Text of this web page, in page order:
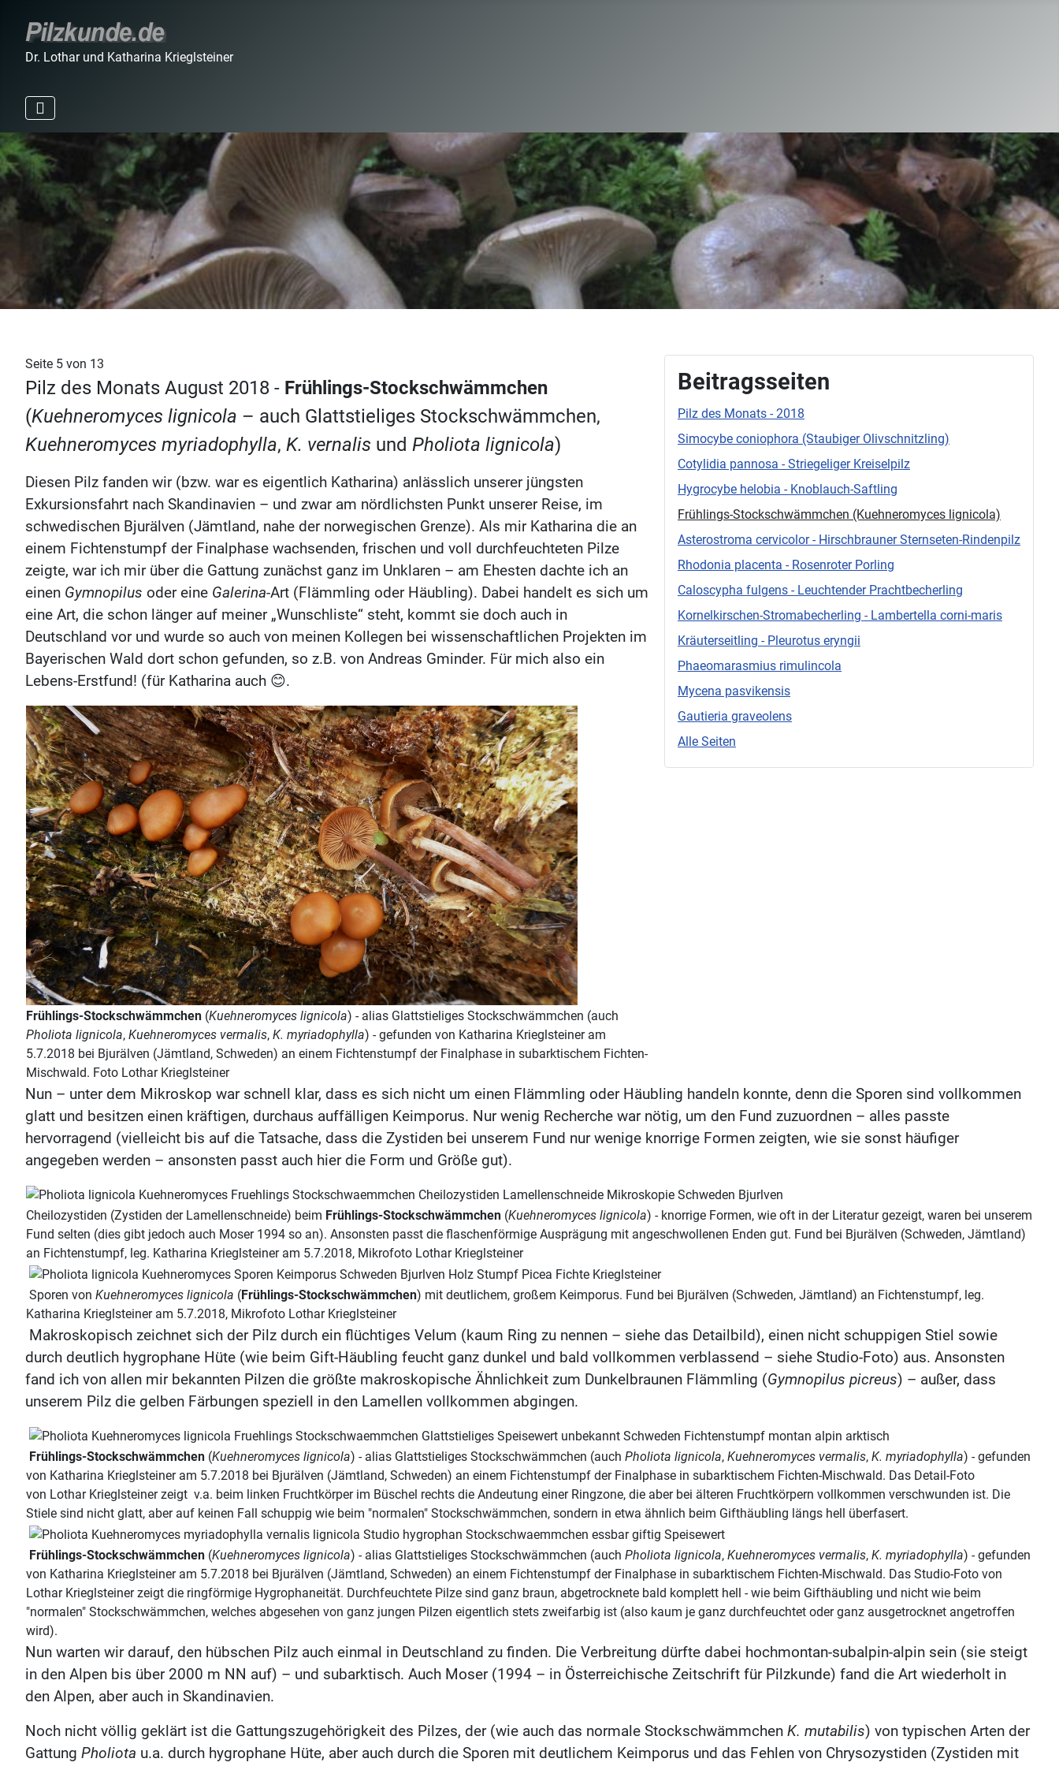
Dr. Lothar und Katharina Krieglsteiner
Beitragsseiten
Pilz des Monats - 2018
Simocybe coniophora (Staubiger Olivschnitzling)
Cotylidia pannosa - Striegeliger Kreiselpilz
Hygrocybe helobia - Knoblauch-Saftling
Frühlings-Stockschwämmchen (Kuehneromyces lignicola)
Asterostroma cervicolor - Hirschbrauner Sternseten-Rindenpilz
Rhodonia placenta - Rosenroter Porling
Caloscypha fulgens - Leuchtender Prachtbecherling
Kornelkirschen-Stromabecherling - Lambertella corni-maris
Kräuterseitling - Pleurotus eryngii
Phaeomarasmius rimulincola
Mycena pasvikensis
Gautieria graveolens
Alle Seiten
Seite 5 von 13
Pilz des Monats August 2018 - Frühlings-Stockschwämmchen
(Kuehneromyces lignicola – auch Glattstieliges Stockschwämmchen,
Kuehneromyces myriadophylla, K. vernalis und Pholiota lignicola)
Diesen Pilz fanden wir (bzw. war es eigentlich Katharina) anlässlich unserer jüngsten
Exkursionsfahrt nach Skandinavien – und zwar am nördlichsten Punkt unserer Reise, im
schwedischen Bjurälven (Jämtland, nahe der norwegischen Grenze). Als mir Katharina die an
einem Fichtenstumpf der Finalphase wachsenden, frischen und voll durchfeuchteten Pilze
zeigte, war ich mir über die Gattung zunächst ganz im Unklaren – am Ehesten dachte ich an
einen Gymnopilus oder eine Galerina-Art (Flämmling oder Häubling). Dabei handelt es sich um
eine Art, die schon länger auf meiner „Wunschliste“ steht, kommt sie doch auch in
Deutschland vor und wurde so auch von meinen Kollegen bei wissenschaftlichen Projekten im
Bayerischen Wald dort schon gefunden, so z.B. von Andreas Gminder. Für mich also ein
Lebens-Erstfund! (für Katharina auch 😊.
Frühlings-Stockschwämmchen (Kuehneromyces lignicola) - alias Glattstieliges Stockschwämmchen (auch
Pholiota lignicola, Kuehneromyces vermalis, K. myriadophylla) - gefunden von Katharina Krieglsteiner am
5.7.2018 bei Bjurälven (Jämtland, Schweden) an einem Fichtenstumpf der Finalphase in subarktischem Fichten-
Mischwald. Foto Lothar Krieglsteiner
Nun – unter dem Mikroskop war schnell klar, dass es sich nicht um einen Flämmling oder Häubling handeln konnte, denn die Sporen sind vollkommen
glatt und besitzen einen kräftigen, durchaus auffälligen Keimporus. Nur wenig Recherche war nötig, um den Fund zuzuordnen – alles passte
hervorragend (vielleicht bis auf die Tatsache, dass die Zystiden bei unserem Fund nur wenige knorrige Formen zeigten, wie sie sonst häufiger
angegeben werden – ansonsten passt auch hier die Form und Größe gut).
Cheilozystiden (Zystiden der Lamellenschneide) beim Frühlings-Stockschwämmchen (Kuehneromyces lignicola) - knorrige Formen, wie oft in der Literatur gezeigt, waren bei unserem
Fund selten (dies gibt jedoch auch Moser 1994 so an). Ansonsten passt die flaschenförmige Ausprägung mit angeschwollenen Enden gut. Fund bei Bjurälven (Schweden, Jämtland)
an Fichtenstumpf, leg. Katharina Krieglsteiner am 5.7.2018, Mikrofoto Lothar Krieglsteiner
Sporen von Kuehneromyces lignicola (Frühlings-Stockschwämmchen) mit deutlichem, großem Keimporus. Fund bei Bjurälven (Schweden, Jämtland) an Fichtenstumpf, leg.
Katharina Krieglsteiner am 5.7.2018, Mikrofoto Lothar Krieglsteiner
Makroskopisch zeichnet sich der Pilz durch ein flüchtiges Velum (kaum Ring zu nennen – siehe das Detailbild), einen nicht schuppigen Stiel sowie
durch deutlich hygrophane Hüte (wie beim Gift-Häubling feucht ganz dunkel und bald vollkommen verblassend – siehe Studio-Foto) aus. Ansonsten
fand ich von allen mir bekannten Pilzen die größte makroskopische Ähnlichkeit zum Dunkelbraunen Flämmling (Gymnopilus picreus) – außer, dass
unserem Pilz die gelben Färbungen speziell in den Lamellen vollkommen abgingen.
Frühlings-Stockschwämmchen (Kuehneromyces lignicola) - alias Glattstieliges Stockschwämmchen (auch Pholiota lignicola, Kuehneromyces vermalis, K. myriadophylla) - gefunden
von Katharina Krieglsteiner am 5.7.2018 bei Bjurälven (Jämtland, Schweden) an einem Fichtenstumpf der Finalphase in subarktischem Fichten-Mischwald. Das Detail-Foto
von Lothar Krieglsteiner zeigt v.a. beim linken Fruchtkörper im Büschel rechts die Andeutung einer Ringzone, die aber bei älteren Fruchtkörpern vollkommen verschwunden ist. Die
Stiele sind nicht glatt, aber auf keinen Fall schuppig wie beim "normalen" Stockschwämmchen, sondern in etwa ähnlich beim Gifthäubling längs hell überfasert.
Frühlings-Stockschwämmchen (Kuehneromyces lignicola) - alias Glattstieliges Stockschwämmchen (auch Pholiota lignicola, Kuehneromyces vermalis, K. myriadophylla) - gefunden
von Katharina Krieglsteiner am 5.7.2018 bei Bjurälven (Jämtland, Schweden) an einem Fichtenstumpf der Finalphase in subarktischem Fichten-Mischwald. Das Studio-Foto von
Lothar Krieglsteiner zeigt die ringförmige Hygrophaneität. Durchfeuchtete Pilze sind ganz braun, abgetrocknete bald komplett hell - wie beim Gifthäubling und nicht wie beim
"normalen" Stockschwämmchen, welches abgesehen von ganz jungen Pilzen eigentlich stets zweifarbig ist (also kaum je ganz durchfeuchtet oder ganz ausgetrocknet angetroffen
wird).
Nun warten wir darauf, den hübschen Pilz auch einmal in Deutschland zu finden. Die Verbreitung dürfte dabei hochmontan-subalpin-alpin sein (sie steigt
in den Alpen bis über 2000 m NN auf) – und subarktisch. Auch Moser (1994 – in Österreichische Zeitschrift für Pilzkunde) fand die Art wiederholt in
den Alpen, aber auch in Skandinavien.
Noch nicht völlig geklärt ist die Gattungszugehörigkeit des Pilzes, der (wie auch das normale Stockschwämmchen K. mutabilis) von typischen Arten der
Gattung Pholiota u.a. durch hygrophane Hüte, aber auch durch die Sporen mit deutlichem Keimporus und das Fehlen von Chrysozystiden (Zystiden mit